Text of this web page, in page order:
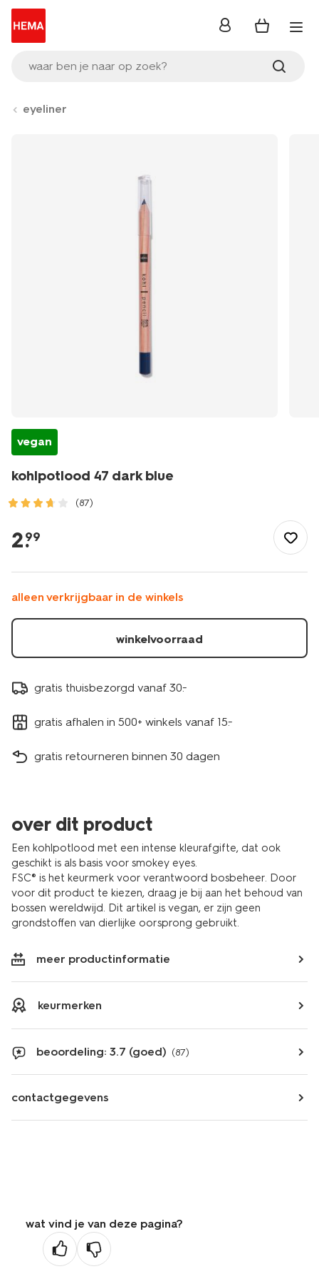
waar ben je naar op zoek?
inloggen
eyeliner
vegan
kohlpotlood 47 dark blue
(87)
gezond/make-
up/eyeliner/kohlpotlood-
dark-
blue-
11210147.html
2.
99
alleen verkrijgbaar in de winkels
winkelvoorraad
gratis thuisbezorgd vanaf 30.-
gratis afhalen in 500+ winkels vanaf 15.-
gratis retourneren binnen 30 dagen
over dit product
Een kohlpotlood met een intense kleurafgifte, dat ook
geschikt is als basis voor smokey eyes.
FSC® is het keurmerk voor verantwoord bosbeheer. Door
voor dit product te kiezen, draag je bij aan het behoud van
bossen wereldwijd. Dit artikel is vegan, er zijn geen
grondstoffen van dierlijke oorsprong gebruikt.
meer productinformatie
keurmerken
beoordeling: 3.7 (goed) (87)
contactgegevens
wat vind je van deze pagina?